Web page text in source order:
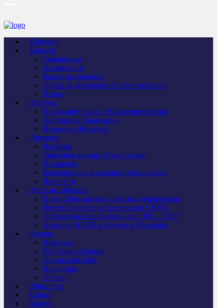
Почетна
Вијести
Саопштења
Активности
Важне активности
Одбор за дијаспору и Србе у региону
Најаве
Култура
Промоције књига / Књижевне вечери
Фестивали / Концерти
Изложбе / Филмови
Друштво
Догађаји
Завичајне вечери / Крсне славе
Интервјуи
Колонизација и колонистичка насеља
Личности
Да се не заборави
Први Свјeтски рат и српски добровољци
Други Свјетски рат и геноцид у НДХ
Одбрамбено отаџбински рат 1991 – 1995
Агресија НАТО и Косово и Метохија
Регион
Хрватска
Република Српска
Федерација БиХ
Црна Гора
Остало
Дијаспора
Спорт
Видео